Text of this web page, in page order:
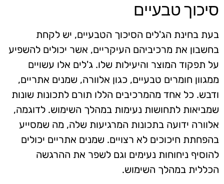
סיכוך טבעיים
בעת בחינת הג'לים הסיכוך הטבעיים, יש לקחת
בחשבון את מרכיביהם העיקריים, אשר יכולים להשפיע
על תפקוד המוצר והיעילות שלו. ג'לים אלו עשויים
ממגוון חומרים טבעיים, כגון אלוורה, שמנים אתריים,
ודבש. כל אחד מהמרכיבים הללו תורם לתכונות שונות
שמביאות לתחושות נעימות במהלך השימוש. לדוגמה,
אלוורה ידועה בתכונות המרגיעות שלה, מה שמסייע
בהפחתת חיכוכים לא רצויים. שמנים אתריים יכולים
להוסיף ניחוחות נעימים וגם לשפר את ההרגשה
הכללית במהלך השימוש.